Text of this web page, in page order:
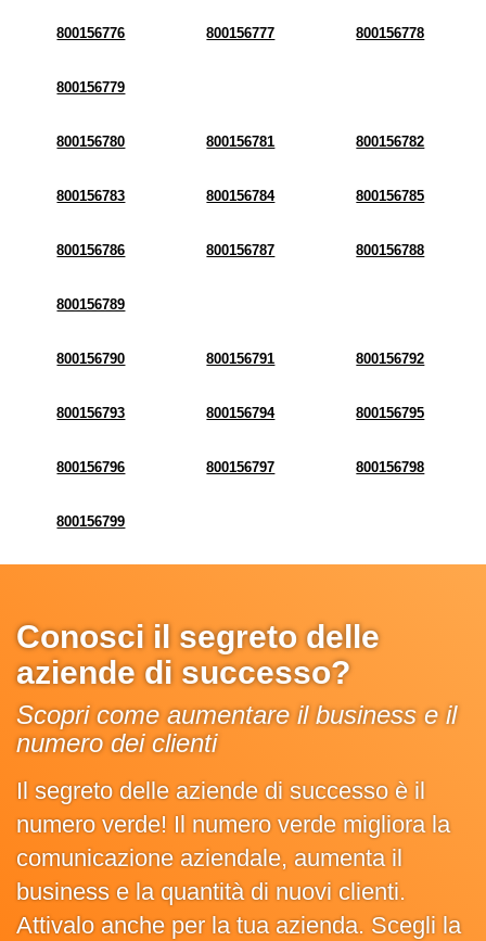
800156776 800156777 800156778
800156779
800156780 800156781 800156782
800156783 800156784 800156785
800156786 800156787 800156788
800156789
800156790 800156791 800156792
800156793 800156794 800156795
800156796 800156797 800156798
800156799
Conosci il segreto delle
aziende di successo?
Scopri come aumentare il business e il
numero dei clienti
Il segreto delle aziende di successo è il
numero verde! Il numero verde migliora la
comunicazione aziendale, aumenta il
business e la quantità di nuovi clienti.
Attivalo anche per la tua azienda. Scegli la